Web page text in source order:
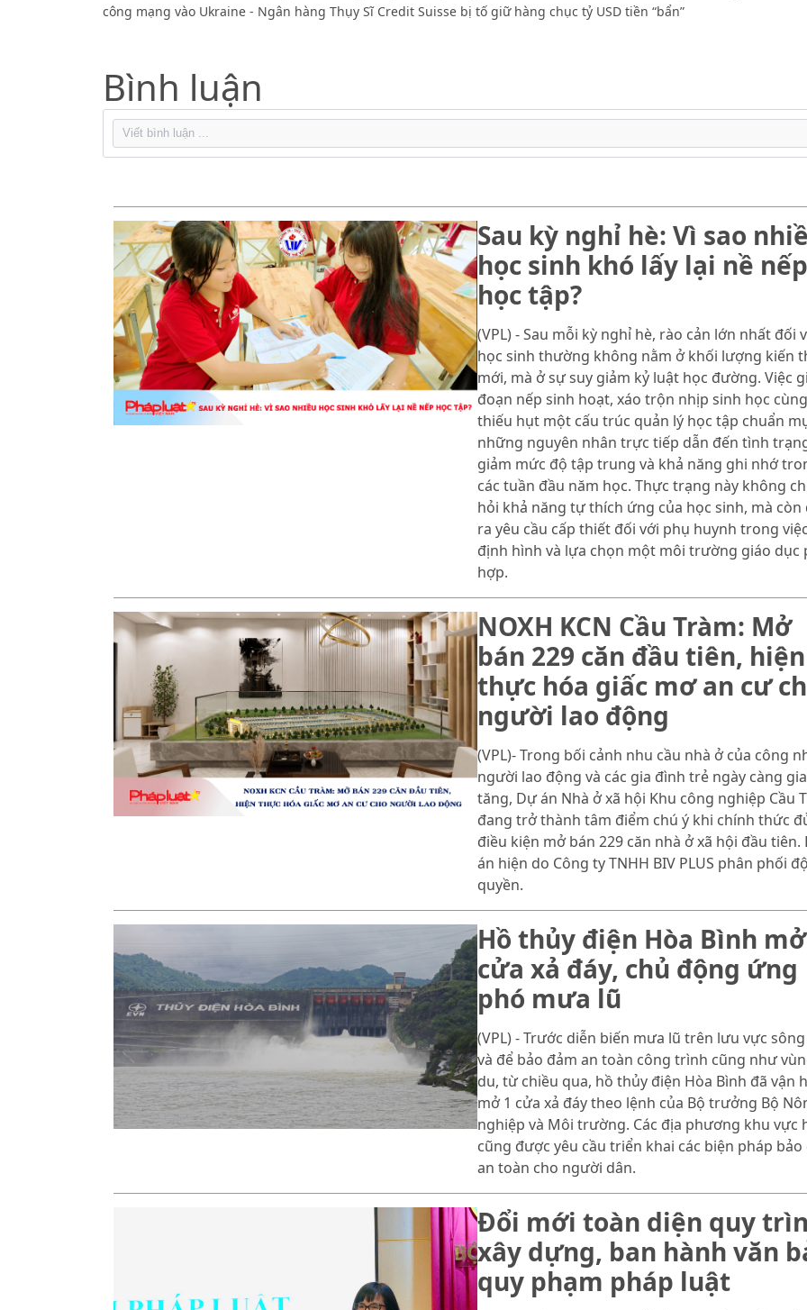
công mạng vào Ukraine - Ngân hàng Thụy Sĩ Credit Suisse bị tố giữ hàng chục tỷ USD tiền “bẩn”
Bình luận
Sau kỳ nghỉ hè: Vì sao
học sinh khó lấy lại nề nếp
học tập?
(VPL) - Sau mỗi kỳ nghỉ hè, rào cản lớn nhất đối
học sinh thường không nằm ở khối lượng kiến
mới, mà ở sự suy giảm kỷ luật học đường. Việc
đoạn nếp sinh hoạt, xáo trộn nhịp sinh học
thiếu hụt một cấu trúc quản lý học tập chuẩn
những nguyên nhân trực tiếp dẫn đến tình
giảm mức độ tập trung và khả năng ghi nhớ
các tuần đầu năm học. Thực trạng này không
hỏi khả năng tự thích ứng của học sinh, mà còn
ra yêu cầu cấp thiết đối với phụ huynh trong việc
định hình và lựa chọn một môi trường giáo dục
hợp.
NOXH KCN Cầu Tràm: Mở
bán 229 căn đầu tiên, hiện
thực hóa giấc mơ an cư
người lao động
(VPL)- Trong bối cảnh nhu cầu nhà ở của công
người lao động và các gia đình trẻ ngày càng gia
tăng, Dự án Nhà ở xã hội Khu công nghiệp Cầu
đang trở thành tâm điểm chú ý khi chính thức
điều kiện mở bán 229 căn nhà ở xã hội đầu tiên.
án hiện do Công ty TNHH BIV PLUS phân phối
quyền.
Hồ thủy điện Hòa Bình mở
cửa xả đáy, chủ động ứng
phó mưa lũ
(VPL) - Trước diễn biến mưa lũ trên lưu vực
và để bảo đảm an toàn công trình cũng như
du, từ chiều qua, hồ thủy điện Hòa Bình đã vận
mở 1 cửa xả đáy theo lệnh của Bộ trưởng Bộ
nghiệp và Môi trường. Các địa phương khu vực
cũng được yêu cầu triển khai các biện pháp bảo
an toàn cho người dân.
Đổi mới toàn diện quy
xây dựng, ban hành văn
quy phạm pháp luật